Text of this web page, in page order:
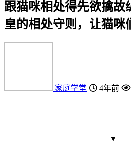
跟猫咪相处得先欲擒故
皇的相处守则，让猫咪
家庭学堂 4年前
▼